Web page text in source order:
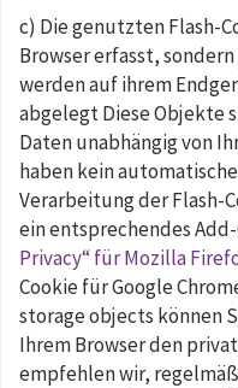
c) Die genutzten Flash-
Browser erfasst,
werden auf ihrem
abgelegt Diese Objekte
Daten unabhängig von
haben kein
Verarbeitung der Flash-
ein entsprechendes
Privacy“ für Mozilla
Cookie für Google
storage objects können
Ihrem Browser den
empfehlen wir,